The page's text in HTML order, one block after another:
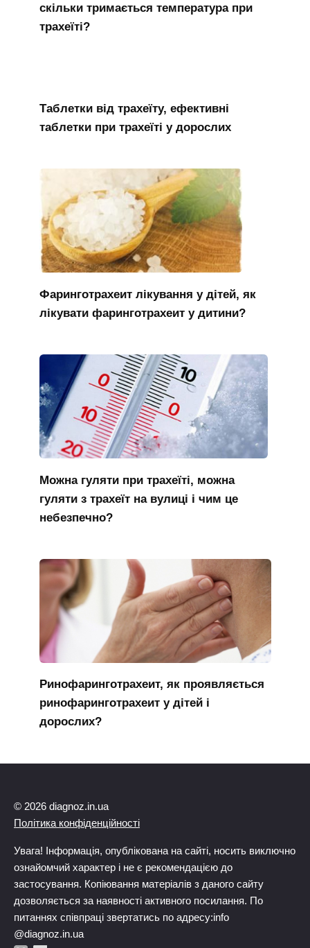
скільки тримається температура при
трахеїті?
Таблетки від трахеїту, ефективні
таблетки при трахеїті у дорослих
Фаринготрахеит лікування у дітей, як
лікувати фаринготрахеит у дитини?
Можна гуляти при трахеїті, можна
гуляти з трахеїт на вулиці і чим це
небезпечно?
Ринофаринготрахеит, як проявляється
ринофаринготрахеит у дітей і
дорослих?
© 2026 diagnoz.in.ua
Політика конфіденційності
Увага! Інформація, опублікована на сайті, носить виключно
ознайомчий характер і не є рекомендацією до
застосування. Копіювання матеріалів з даного сайту
дозволяється за наявності активного посилання. По
питаннях співпраці звертатись по адресу:info
@diagnoz.in.ua